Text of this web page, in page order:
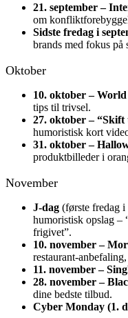
21. september –
om
Sidste fredag i
brands med fokus på
Oktober
10. oktober –
tips til trivsel.
27. oktober –
humoristisk kort
31. oktober –
produktbilleder i
November
J-dag (første fredag
humoristisk opslag –
frigivet”.
10. november –
restaurant-
11. november –
28. november –
dine bedste tilbud.
Cyber Monday (1.